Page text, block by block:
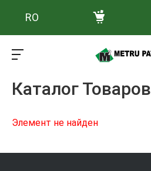
RO
Главная Каталог товаров
Каталог Товаров
Элемент не найден